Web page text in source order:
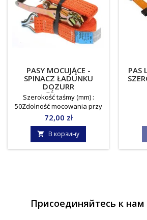
PASY MOCUJĄCE -
SPINACZ ŁADUNKU
DOZURR
DWUCZĘŚCIOWY 4000
Szerokość taśmy (mm) :
50Zdolność mocowania przy
opasaniu: 4000
daNNominalna siłą napięcia
STF : 300 daNZakończenia
pasów mocujących: hak
profilowyNorma: PN - EN
Цена
72,00 zł
 В корзину
PAS
Присоединяйтесь к нам